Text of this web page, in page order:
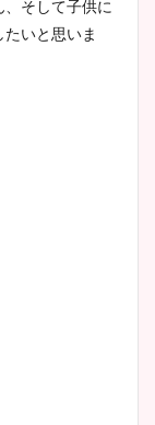
そして子供に
いと思いま